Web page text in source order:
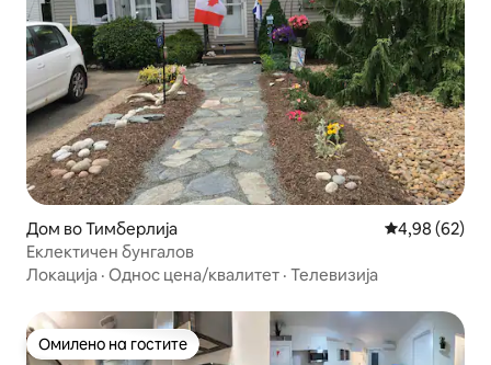
Дом во Тимберлија Просечна
4,98 (62)
Еклектичен бунгалов
Локација · Однос цена/квалитет · Телевизија
Омилено на гостите
Омилено на гостите